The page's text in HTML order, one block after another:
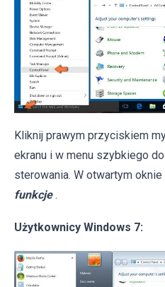
Kliknij prawym przyciskiem
ekranu i w menu szybkiego
sterowania. W otwartym
funkcje .
Użytkownicy Windows 7: